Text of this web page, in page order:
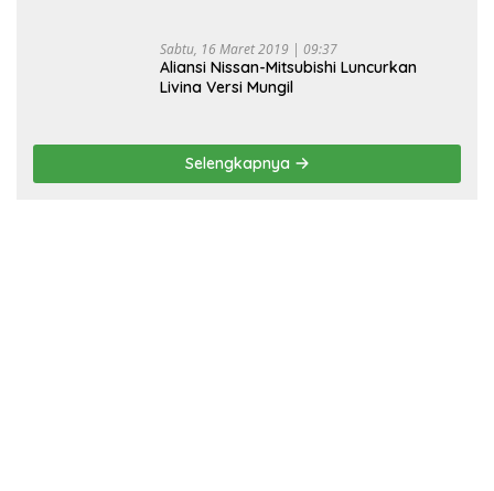
Sabtu, 16 Maret 2019 | 09:37
Aliansi Nissan-Mitsubishi Luncurkan
Livina Versi Mungil
Selengkapnya